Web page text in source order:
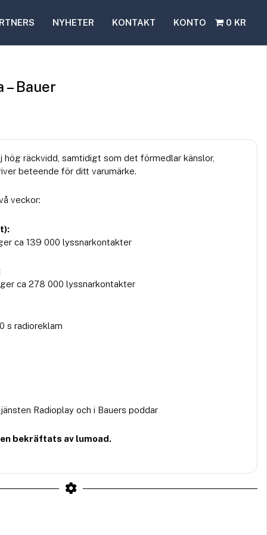
NYHETER KONTAKT KONTO 0 KR
– Bauer
hög räckvidd, samtidigt som det förmedlar känslor,
beteende för ditt varumärke.
veckor:
ca 139 000 lyssnarkontakter
ca 278 000 lyssnarkontakter
s radioreklam
Radioplay och i Bauers poddar
bekräftats av lumoad.